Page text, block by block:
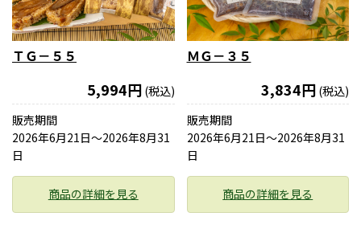
ＴＧ－５５
5,994円 (税込)
販売期間
2026年6月21日〜2026年8月31
日
商品の詳細を見る
ＭＧ－３５
3,834円 (税込)
販売期間
2026年6月21日〜2026年8月31
日
商品の詳細を見る